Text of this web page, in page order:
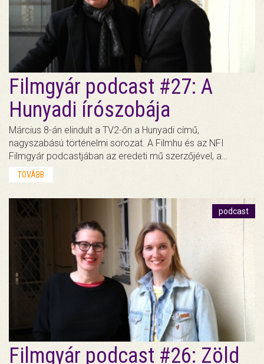
Filmgyár podcast #27: A
Hunyadi írószobája
Március 8-án elindult a TV2-őn a Hunyadi című,
nagyszabású történelmi sorozat. A Filmhu és az NFI
Filmgyár podcastjában az eredeti mű szerzőjével, a…
TOVÁBB
podcast
Filmgyár podcast #26: Zöld